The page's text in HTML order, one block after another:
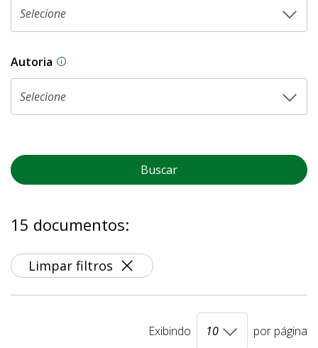
Autoria As proposições legislativas na CLDF podem
Buscar
15 documentos:
Limpar filtros
Exibindo por página